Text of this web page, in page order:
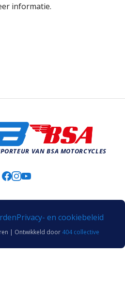
informatie.
VAN BSA MOTORCYCLES
Privacy- en cookiebeleid
| Ontwikkeld door 404 collective